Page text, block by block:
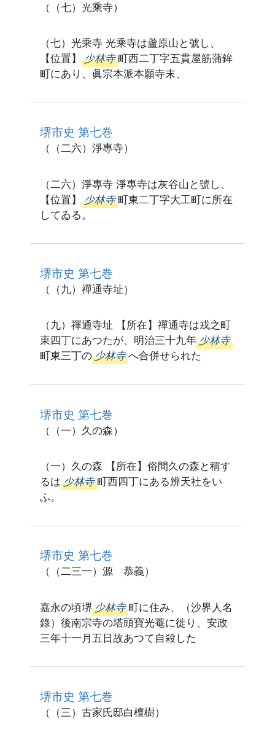
（（七）光乘寺）
（七）光乘寺 光乘寺は蘆原山と號し、
【位置】 少林寺 町西二丁字五貫屋筋蒲鉾
町にあり、眞宗本派本願寺末、
堺市史 第七巻
（（二六）淨專寺）
（二六）淨專寺 淨專寺は灰谷山と號し、
【位置】 少林寺 町東二丁字大工町に所在
してゐる。
堺市史 第七巻
（（九）禪通寺址）
（九）禪通寺址 【所在】禪通寺は戎之町
東四丁にあつたが、明治三十九年 少林寺
町東三丁の 少林寺 へ合併せられた
堺市史 第七巻
（（一）久の森）
（一）久の森 【所在】俗間久の森と稱す
るは 少林寺 町西四丁にある辨天社をい
ふ。
堺市史 第七巻
（（二三一）源 恭義）
嘉永の頃堺 少林寺 町に住み、（沙界人名
錄）後南宗寺の塔頭寶光菴に徙り、安政
三年十一月五日故あつて自殺した
堺市史 第七巻
（（三）古家氏邸白檀樹）